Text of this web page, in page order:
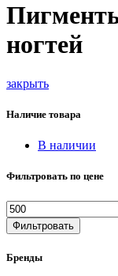
ногтей
закрыть
Наличие товара
В наличии
Фильтровать по цене
Фильтровать
Бренды